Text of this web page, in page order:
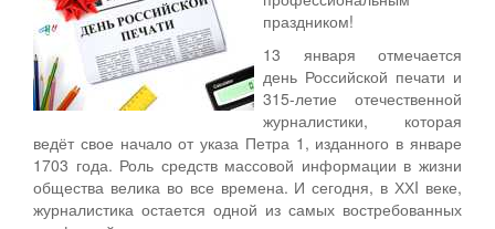
праздником!
13 января отмечается
день Российской печати и
315-летие отечественной
журналистики, которая
ведёт свое начало от указа Петра 1, изданного в январе
1703 года. Роль средств массовой информации в жизни
общества велика во все времена. И сегодня, в ХХI веке,
журналистика остается одной из самых востребованных